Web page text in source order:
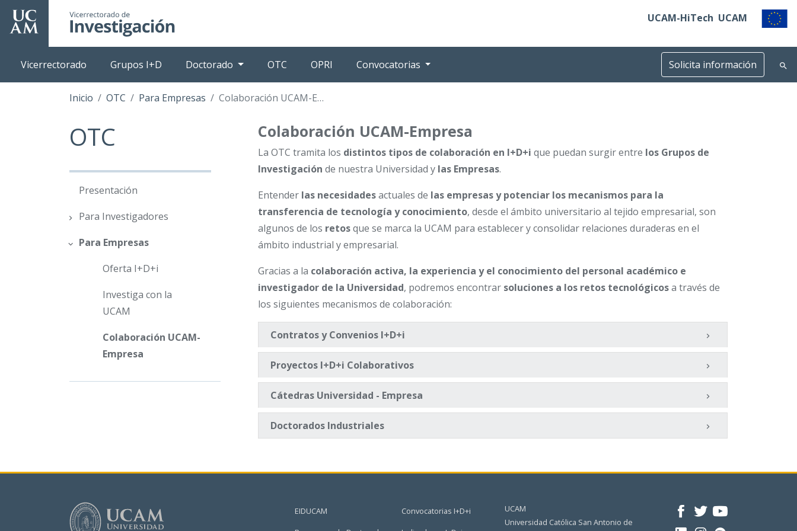
Pasar
principal
UCAM-HiTech UCAM
Vicerrectorado Grupos I+D Doctorado OTC OPRI Convocatorias Solicita información
Inicio OTC Para Empresas Colaboración UCAM-Empresa
OTC
Presentación
Para Investigadores
Para Empresas
Oferta I+D+i
Investiga con la
UCAM
Colaboración UCAM-
Empresa
Colaboración UCAM-Empresa
La OTC tramita los distintos tipos de colaboración en I+D+i que puedan surgir entre los Grupos de
Investigación de nuestra Universidad y las Empresas.
Entender las necesidadesactuales de las empresas y potenciar los mecanismos para la
transferencia de tecnología y conocimiento, desde el ámbito universitario al tejido empresarial, son
algunos de los retosque se marca la UCAM para establecer y consolidar relaciones duraderas en el
ámbito industrial y empresarial.
Gracias a la colaboración activa, la experiencia y el conocimiento del personal académico e
investigador de la Universidad, podremos encontrar soluciones a los retos tecnológicosa través de
los siguientes mecanismos de colaboración:
Contratos y Convenios I+D+i
Proyectos I+D+i Colaborativos
Cátedras Universidad - Empresa
Doctorados Industriales
EIDUCAM
Convocatorias I+D+i
UCAM
Universidad Católica San Antonio de